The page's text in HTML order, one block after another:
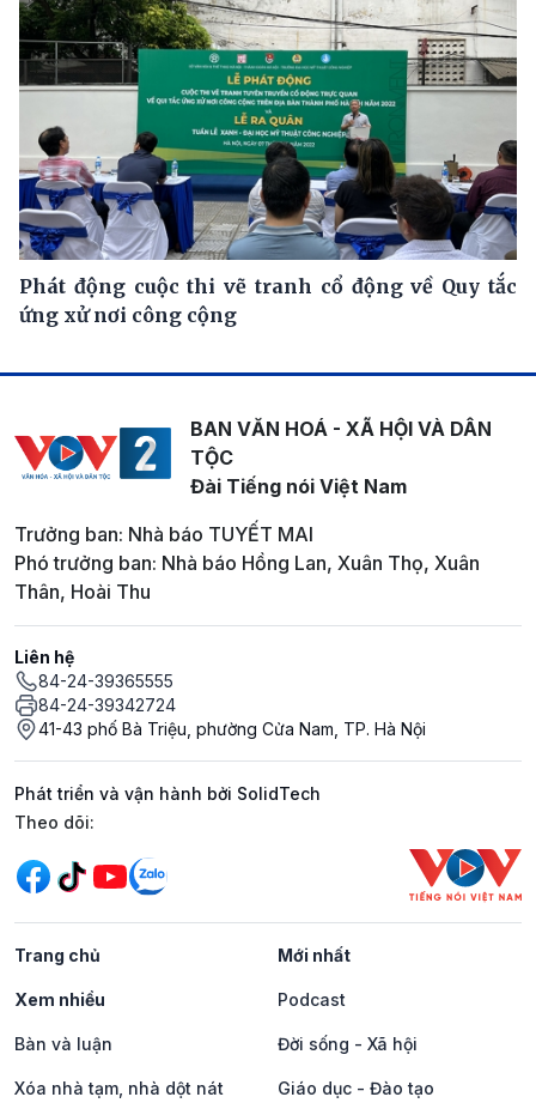
Phát động cuộc thi vẽ tranh cổ động về Quy tắc
ứng xử nơi công cộng
BAN VĂN HOÁ - XÃ HỘI VÀ DÂN
TỘC
Đài Tiếng nói Việt Nam
Trưởng ban: Nhà báo TUYẾT MAI
Phó trưởng ban: Nhà báo Hồng Lan, Xuân Thọ, Xuân
Thân, Hoài Thu
Liên hệ
84-24-39365555
84-24-39342724
41-43 phố Bà Triệu, phường Cửa Nam, TP. Hà Nội
Phát triển và vận hành bởi SolidTech
Mạng xã hội
Theo dõi:
Trang chủ Mới nhất
Xem nhiều Podcast
Bàn và luận Đời sống - Xã hội
Xóa nhà tạm, nhà dột nát Giáo dục - Đào tạo